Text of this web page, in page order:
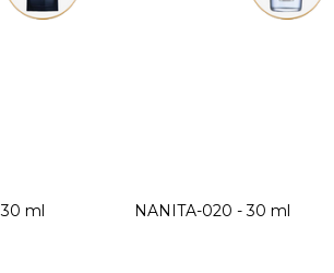
ml NANITA-020 - 30 ml